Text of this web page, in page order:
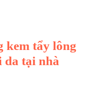
kem tẩy lông
da tại nhà